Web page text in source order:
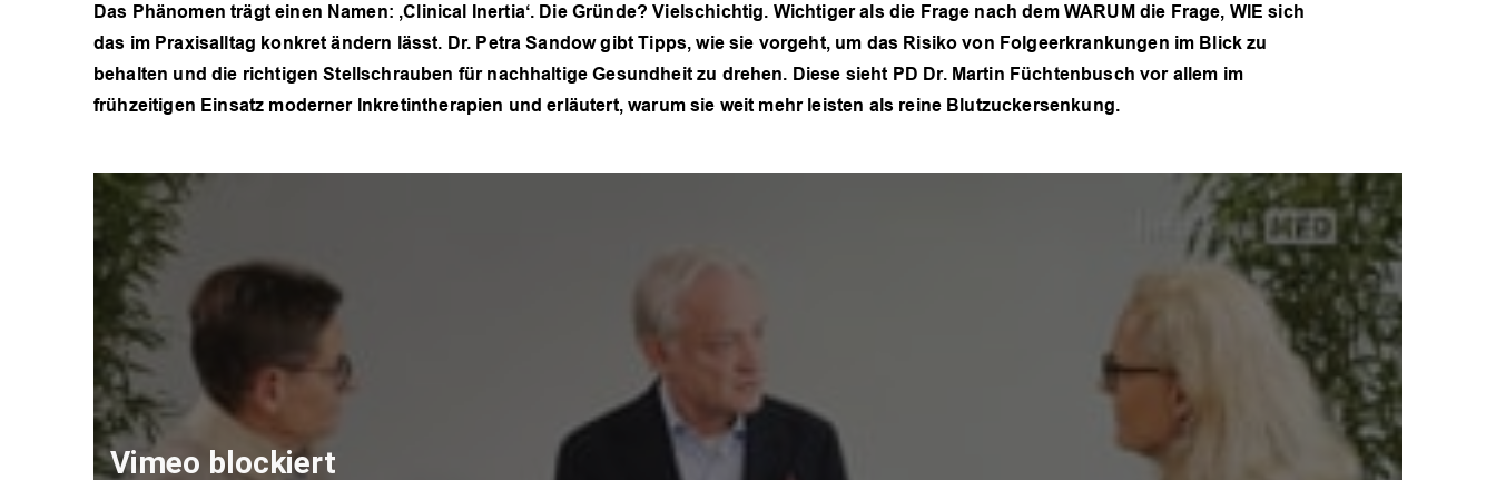
Das Phänomen trägt einen Namen: ‚Clinical Inertia‘. Die Gründe? Vielschichtig. Wichtiger als die Frage nach dem WARUM die Frage, WIE sich
das im Praxisalltag konkret ändern lässt. Dr. Petra Sandow gibt Tipps, wie sie vorgeht, um das Risiko von Folgeerkrankungen im Blick zu
behalten und die richtigen Stellschrauben für nachhaltige Gesundheit zu drehen. Diese sieht PD Dr. Martin Füchtenbusch vor allem im
frühzeitigen Einsatz moderner Inkretintherapien und erläutert, warum sie weit mehr leisten als reine Blutzuckersenkung.